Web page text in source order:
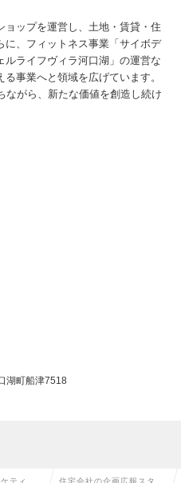
ョップを運営し、土地・賃貸・住
に、フィットネス事業「サイボデ
ルライフヴィラ河口湖」の運営な
事業へと領域を広げています。
ながら、新たな価値を創造し続け
湖町船津7518
ティン 住宅会社の企画広報スタッ